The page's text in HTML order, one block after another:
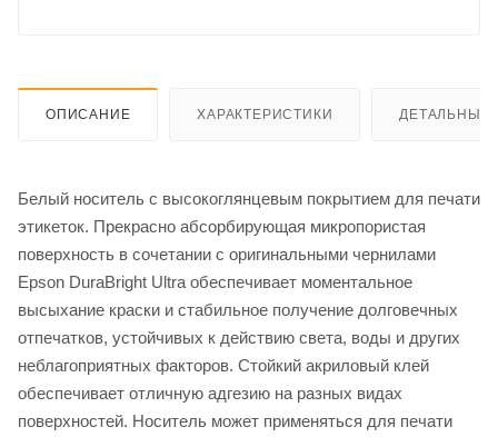
ОПИСАНИЕ ХАРАКТЕРИСТИКИ ДЕТАЛЬНЫЕ
Белый носитель с высокоглянцевым покрытием для печати
этикеток. Прекрасно абсорбирующая микропористая
поверхность в сочетании с оригинальными чернилами
Epson DuraBright Ultra обеспечивает моментальное
высыхание краски и стабильное получение долговечных
отпечатков, устойчивых к действию света, воды и других
неблагоприятных факторов. Стойкий акриловый клей
обеспечивает отличную адгезию на разных видах
поверхностей. Носитель может применяться для печати